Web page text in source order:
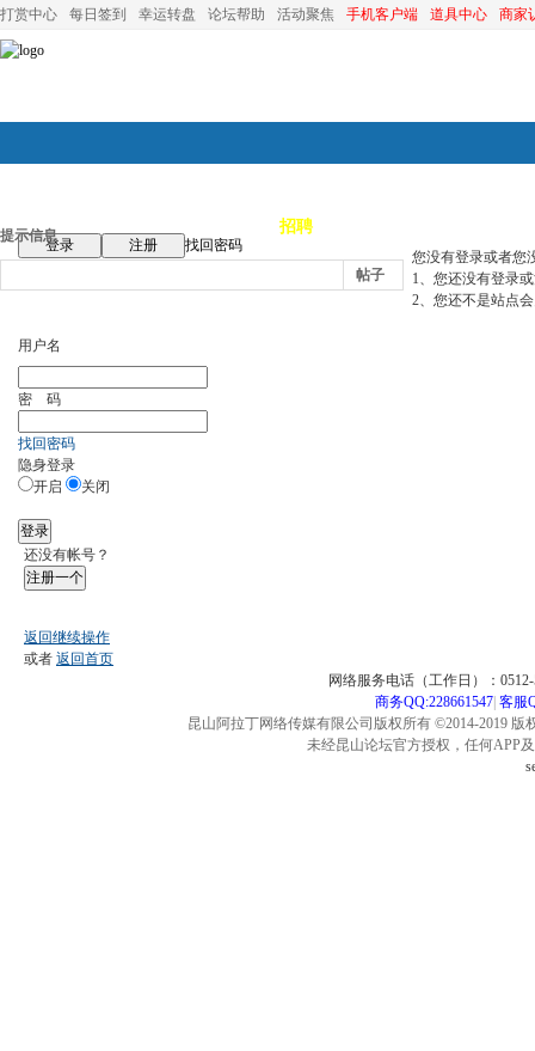
打赏中心 每日签到 幸运转盘 论坛帮助 活动聚焦 手机客户端 道具中心 商家
论坛首页 招聘
登录 注册
找回密码
帖子
提示信息
您没有登录或者您
1、您还没有登录
2、您还不是站点
用户名
密 码
找回密码
隐身登录
开启
关闭
登录
还没有帐号？
注册一个
返回继续操作
或者 返回首页
网络服务电话（工作日）：
商务QQ:228661547| 客服
昆山阿拉丁网络传媒有限公司版权所有 ©2014-2019
未经昆山论坛官方授权，任何APP